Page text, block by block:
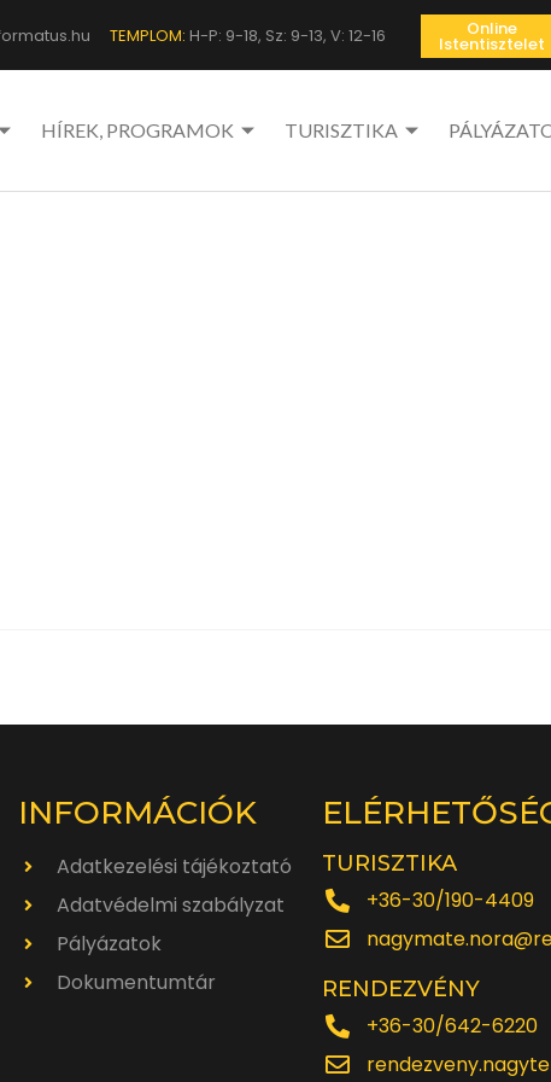
TEMPLOM: H-P: 9-18, Sz: 9-13, V: 12-16 Online
Istentisztelet
HÍREK, PROGRAMOK TURISZTIKA
INFORMÁCIÓK
Adatkezelési tájékoztató
Adatvédelmi szabályzat
Pályázatok
Dokumentumtár
TURISZTIKA
+36-30/190-4409
RENDEZVÉNY
+36-30/642-6220